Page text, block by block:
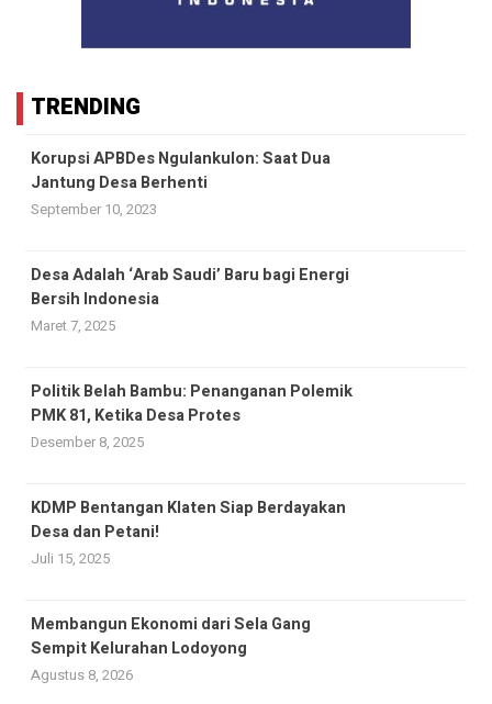
TRENDING
Korupsi APBDes Ngulankulon: Saat Dua
Jantung Desa Berhenti
September 10, 2023
Desa Adalah ‘Arab Saudi’ Baru bagi Energi
Bersih Indonesia
Maret 7, 2025
Politik Belah Bambu: Penanganan Polemik
PMK 81, Ketika Desa Protes
Desember 8, 2025
KDMP Bentangan Klaten Siap Berdayakan
Desa dan Petani!
Juli 15, 2025
Membangun Ekonomi dari Sela Gang
Sempit Kelurahan Lodoyong
Agustus 8, 2026